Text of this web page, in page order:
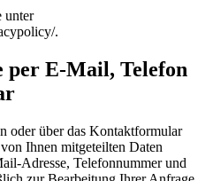
unter
.
per E-Mail, Telefon
oder über das Kontaktformular
Ihnen mitgeteilten Daten
Adresse, Telefonnummer und